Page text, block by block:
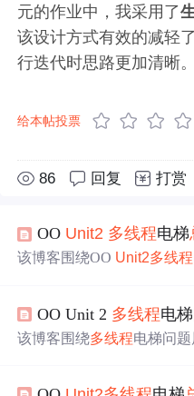
元的作业中，我采用了
该设计方式有效的减轻
行迭代时思路更加清晰。
给本帖投票
86 回复 打赏
OO Unit2 多线程电梯
该博客围绕OO Unit2多线程
部分，提及同步块和锁的
还分享层次化设计和线程
OO Unit 2 多线程电
该博客围绕多线程电梯问题